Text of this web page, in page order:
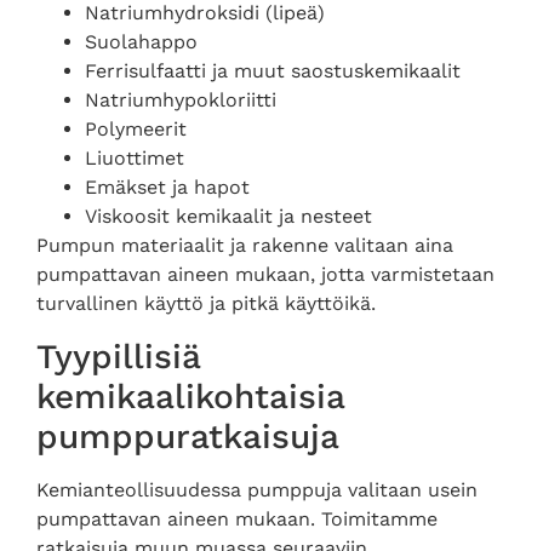
Natriumhydroksidi (lipeä)
Suolahappo
Ferrisulfaatti ja muut saostuskemikaalit
Natriumhypokloriitti
Polymeerit
Liuottimet
Emäkset ja hapot
Viskoosit kemikaalit ja nesteet
Pumpun materiaalit ja rakenne valitaan aina
pumpattavan aineen mukaan, jotta varmistetaan
turvallinen käyttö ja pitkä käyttöikä.
Tyypillisiä
kemikaalikohtaisia
pumppuratkaisuja
Kemianteollisuudessa pumppuja valitaan usein
pumpattavan aineen mukaan. Toimitamme